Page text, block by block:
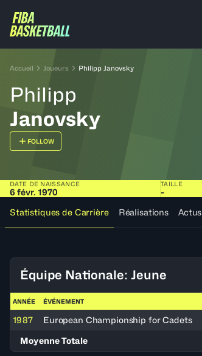
Accueil Joueurs Philipp Janovsky
Philipp
Janovsky
FOLLOW
DATE DE NAISSANCE
6 févr. 1970
TAILLE
-
Statistiques de Carrière
Réalisations Actus
Équipe Nationale: Jeune
ANNÉE ÉVÉNEMENT
1987 European Championship for Cadets
Moyenne Totale